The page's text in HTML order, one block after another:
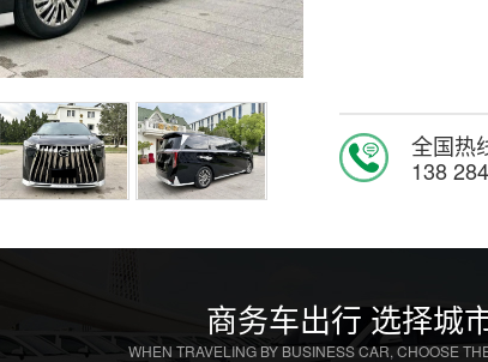
全国热
138
商务车出行 选择城
WHEN TRAVELING BY BUSINESS CAR, CHOOSE